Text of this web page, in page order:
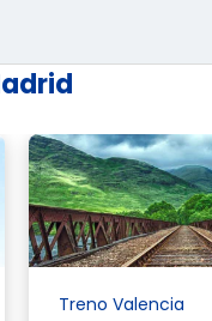
Treno Valencia